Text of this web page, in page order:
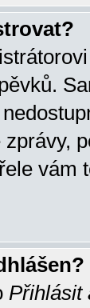
vám
Přihlásit